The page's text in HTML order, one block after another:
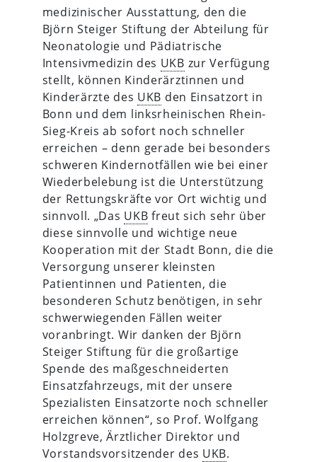
medizinischer Ausstattung, den die
Björn Steiger Stiftung der Abteilung für
Neonatologie und Pädiatrische
Intensivmedizin des UKB zur Verfügung
stellt, können Kinderärztinnen und
Kinderärzte des UKB den Einsatzort in
Bonn und dem linksrheinischen Rhein-
Sieg-Kreis ab sofort noch schneller
erreichen – denn gerade bei besonders
schweren Kindernotfällen wie bei einer
Wiederbelebung ist die Unterstützung
der Rettungskräfte vor Ort wichtig und
sinnvoll. „Das UKB freut sich sehr über
diese sinnvolle und wichtige neue
Kooperation mit der Stadt Bonn, die die
Versorgung unserer kleinsten
Patientinnen und Patienten, die
besonderen Schutz benötigen, in sehr
schwerwiegenden Fällen weiter
voranbringt. Wir danken der Björn
Steiger Stiftung für die großartige
Spende des maßgeschneiderten
Einsatzfahrzeugs, mit der unsere
Spezialisten Einsatzorte noch schneller
erreichen können“, so Prof. Wolfgang
Holzgreve, Ärztlicher Direktor und
Vorstandsvorsitzender des UKB.